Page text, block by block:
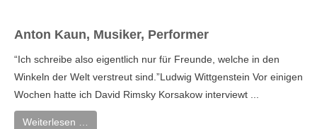
Anton Kaun, Musiker, Performer
“Ich schreibe also eigentlich nur für Freunde, welche in den
Winkeln der Welt verstreut sind.”Ludwig Wittgenstein Vor einigen
Wochen hatte ich David Rimsky Korsakow interviewt ...
Weiterlesen …